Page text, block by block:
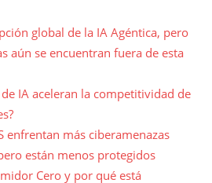
global de la IA Agéntica, pero
aún se encuentran fuera de esta
IA aceleran la competitividad de
enfrentan más ciberamenazas
están menos protegidos
Cero y por qué está